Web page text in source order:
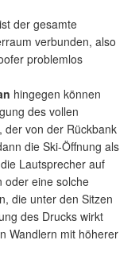
ist der gesamte
verbunden, also
problemlos
hingegen können
des vollen
der von der Rückbank
die Ski-Öffnung als
Lautsprecher auf
oder eine solche
die unter den Sitzen
des Drucks wirkt
Wandlern mit höherer